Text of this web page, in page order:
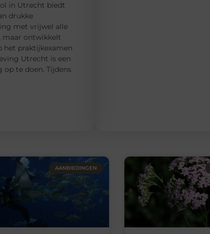
in Utrecht biedt
drukke
met vrijwel alle
maar ontwikkelt
het praktijkexamen
Utrecht is een
te doen. Tijdens
AANBIEDINGEN